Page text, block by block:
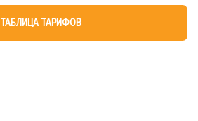
ТАБЛИЦА ТАРИФОВ